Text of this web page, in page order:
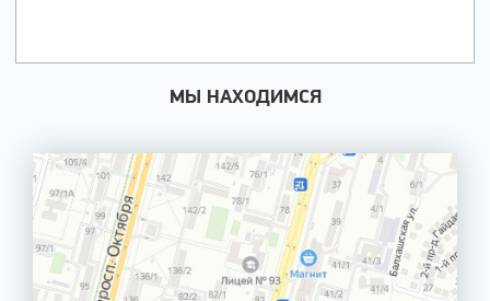
МЫ НАХОДИМСЯ